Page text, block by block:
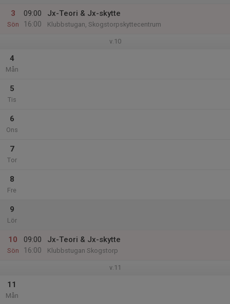
3
Sön
09:00
16:00
Jx-Teori & Jx-skytte
Klubbstugan, Skogstorpskyttecentrum
v.10
4
Mån
5
Tis
6
Ons
7
Tor
8
Fre
9
Lör
10
Sön
09:00
16:00
Jx-Teori & Jx-skytte
Klubbstugan Skogstorp
v.11
11
Mån